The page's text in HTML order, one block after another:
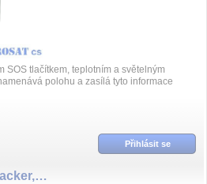
SOS tlačítkem, teplotním a světelným
polohu a zasílá tyto informace
Přihlásit se
GV65PLUS mini GPS tracker,AKKU